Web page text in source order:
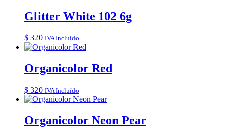
Glitter White 102 6g
$ 320 IVA Incluído
Organicolor Red
$ 320 IVA Incluído
Organicolor Neon Pear